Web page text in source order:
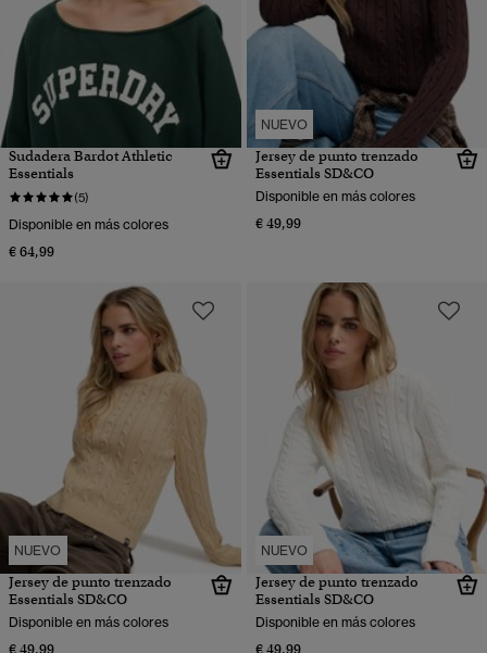
Sudadera Bardot Athletic
Essentials
(5)
Disponible en más colores
€ 64,99
NUEVO
Jersey de punto trenzado
Essentials SD&CO
Disponible en más colores
€ 49,99
NUEVO
Jersey de punto trenzado
Essentials SD&CO
Disponible en más colores
NUEVO
Jersey de punto trenzado
Essentials SD&CO
Disponible en más colores